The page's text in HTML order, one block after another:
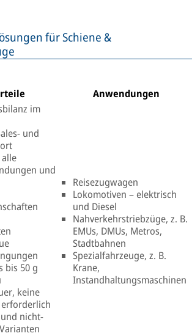
für Schiene &
Anwendungen
im
und
und
bis 50 g
keine
nicht-
Reisezugwagen
Lokomotiven – elektrisch
und Diesel
Nahverkehrstriebzüge, z. B.
EMUs, DMUs, Metros,
Stadtbahnen
Spezialfahrzeuge, z. B.
Krane,
Instandhaltungsmaschinen